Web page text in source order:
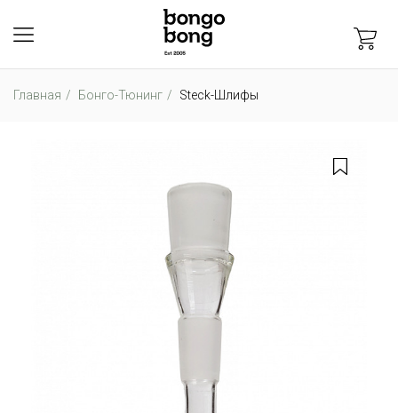
Главная Бонго-Тюнинг Steck-Шлифы